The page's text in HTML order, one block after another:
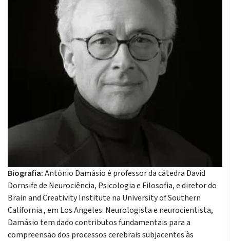
Biografia:António Damásio é professor da cátedra David
Dornsife de Neurociência, Psicologia e Filosofia, e diretor do
Brain and Creativity Institute na University of Southern
California , em Los Angeles. Neurologista e neurocientista,
Damásio tem dado contributos fundamentais para a
compreensão dos processos cerebrais subjacentes às